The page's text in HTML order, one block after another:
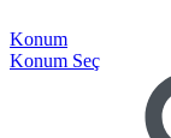
Konum
Konum Seç